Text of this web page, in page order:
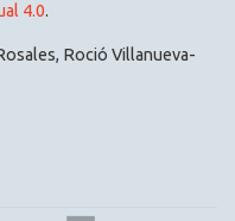
4.0.
Roció Villanueva-